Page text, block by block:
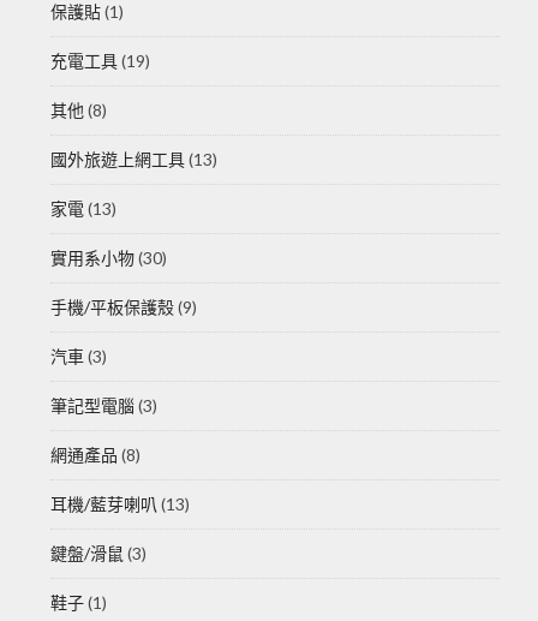
保護貼(1)
充電工具(19)
其他(8)
國外旅遊上網工具(13)
家電(13)
實用系小物(30)
手機/平板保護殼(9)
汽車(3)
筆記型電腦(3)
網通產品 (8)
耳機/藍芽喇叭 (13)
鍵盤/滑鼠 (3)
鞋子(1)